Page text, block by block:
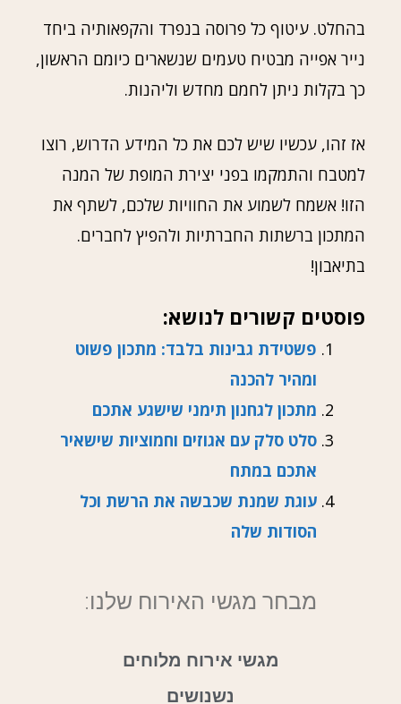
בהחלט. עיטוף כל פרוסה בנפרד והקפאותיה ביחד
נייר אפייה מבטיח טעמים שנשארים כיומם הראשון,
כך בקלות ניתן לחמם מחדש וליהנות.
אז זהו, עכשיו שיש לכם את כל המידע הדרוש, רוצו
למטבח והתמקמו בפני יצירת המופת של המנה
הזו! אשמח לשמוע את החוויות שלכם, לשתף את
המתכון ברשתות החברתיות ולהפיץ לחברים.
בתיאבון!
פוסטים קשורים לנושא:
פשטידת גבינות בלבד: מתכון פשוט
ומהיר להכנה
מתכון לגחנון תימני שישגע אתכם
סלט סלק עם אגוזים וחמוציות שישאיר
אתכם במתח
עוגת שמנת שכבשה את הרשת וכל
הסודות שלה
מבחר מגשי האירוח שלנו:
מגשי אירוח מלוחים
נשנושים